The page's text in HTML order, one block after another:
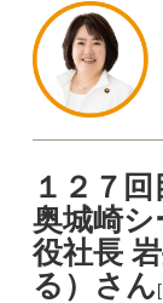
１２７
奥城崎
役社長
る）さん